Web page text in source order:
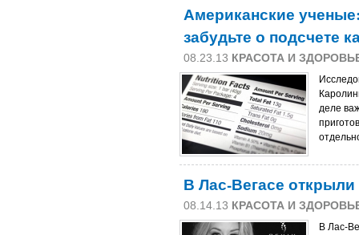
Американские
забудьте о подсчете
08.23.13 КРАСОТА И
деле
В Лас-Вегасе открыли
08.14.13 КРАСОТА И
В Лас-